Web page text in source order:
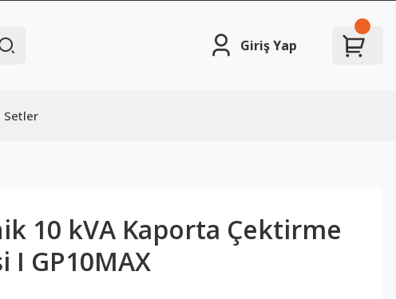
Giriş Yap
Setler
10 kVA Kaporta Çektirme
I GP10MAX